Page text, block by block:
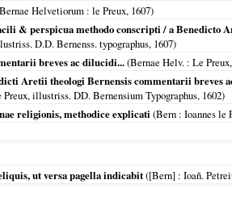
Bernae Helvetiorum : le Preux, 1607)
& perspicua methodo conscripti / a Benedicto
D.D. Bernenss. typographus, 1607)
breves ac dilucidi...(Bernae Helv. : Le Preux,
Aretii theologi Bernensis commentarii breves
Preux, illustriss. DD. Bernensium Typographus, 1602)
religionis, methodice explicati (Bern : Ioannes le
ut versa pagella indicabit([Bern] : Ioañ.